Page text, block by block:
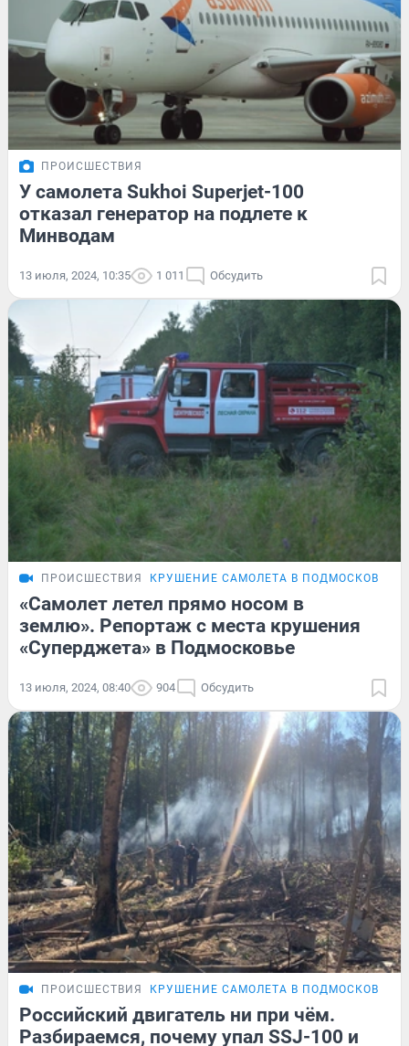
ПРОИСШЕСТВИЯ
У самолета Sukhoi Superjet-100
отказал генератор на подлете к
Минводам
13 июля, 2024, 10:35 1 011 Обсудить
ПРОИСШЕСТВИЯ КРУШЕНИЕ САМОЛЕТА В ПОДМОСКОВЬЕ
«Самолет летел прямо носом в
землю». Репортаж с места крушения
«Суперджета» в Подмосковье
13 июля, 2024, 08:40 904 Обсудить
ПРОИСШЕСТВИЯ КРУШЕНИЕ САМОЛЕТА В ПОДМОСКОВЬЕ
Российский двигатель ни при чём.
Разбираемся, почему упал SSJ-100 и